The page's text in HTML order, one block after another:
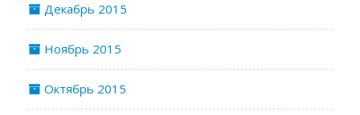
Декабрь 2015
Ноябрь 2015
Октябрь 2015